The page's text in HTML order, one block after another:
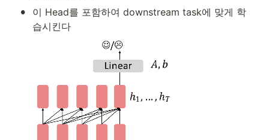
t
t|
{
•
이 Head를 포함하여 downstream task에 맞게 학
습시킨다